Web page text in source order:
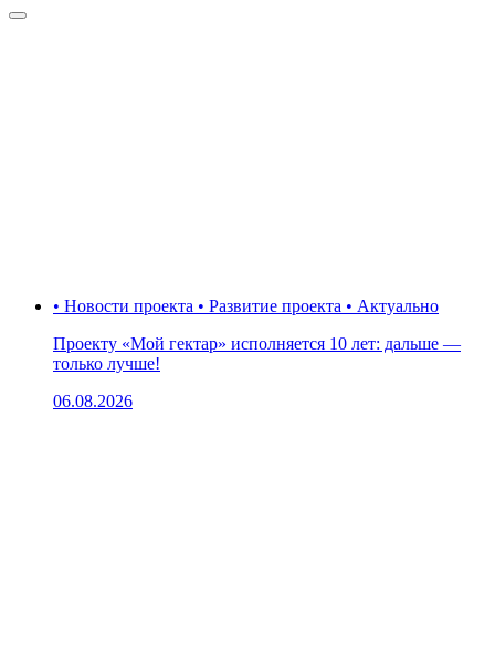
• Новости проекта • Развитие проекта • Актуально
Проекту «Мой гектар» исполняется 10 лет: дальше —
только лучше!
06.08.2026